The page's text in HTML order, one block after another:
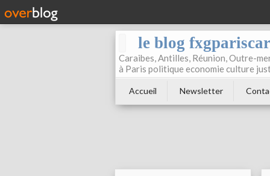
le blog
Caraibes, Antilles, Réunion, Outre-
à Paris politique economie culture
Accueil Newsletter